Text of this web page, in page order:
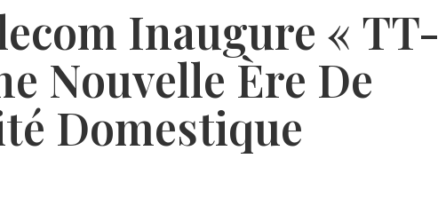
Inaugure « TT-
Nouvelle Ère De
Domestique